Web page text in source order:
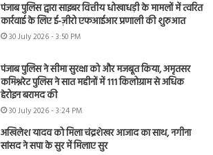
पंजाब पुलिस द्वारा साइबर वित्तीय धोखाधड़ी के मामलों में त्वरित
कार्रवाई के लिए ई-ज़ीरो एफआईआर प्रणाली की शुरुआत
30 July 2026 - 3:50 PM
पंजाब पुलिस ने सीमा सुरक्षा को और मजबूत किया, अमृतसर
कमिश्नरेट पुलिस ने सात महीनों में 111 किलोग्राम से अधिक
हेरोइन बरामद की
30 July 2026 - 3:24 PM
अखिलेश यादव को मिला चंद्रशेखर आजाद का साथ, नगीना
सांसद ने सपा के सुर में मिलाए सुर